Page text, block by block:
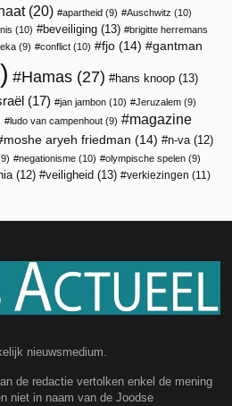
(20) apartheid (9) Auschwitz (10)
(10) beveiliging (13)
brigitte herremans
(9) conflict (10) fjo (14) gantman
Hamas (27) hans knoop (13)
(17) jan jambon (10) Jeruzalem (9)
ludo van campenhout (9)
magazine
moshe aryeh friedman (14) n-va (12)
negationisme (10) olympische spelen (9)
(12) veiligheid (13) verkiezingen (11)
nieuwsmedium.
de redactie vertolken enkel de mening
niet in naam van de Joodse